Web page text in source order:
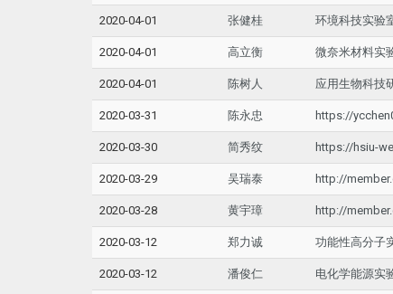
2020-04-01 张健桂 环境科技实验
2020-04-01 高立衡 微奈米材料实
2020-04-01 陈树人 应用生物科技
2020-03-31 陈永忠 https://
2020-03-30 简秀纹 https://hsiu-
2020-03-29 吴瑞泰 http://
2020-03-28 黄宇璋 http://
2020-03-12 郑力诚 功能性高分子
2020-03-12 潘俊仁 电化学能源实